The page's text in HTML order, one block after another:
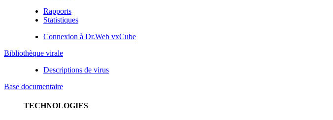
Rapports
Statistiques
Connexion à Dr.Web vxCube
Bibliothèque virale
Descriptions de virus
Base documentaire
TECHNOLOGIES